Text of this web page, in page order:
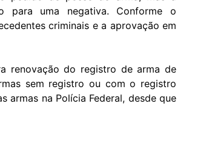
para uma negativa. Conforme o
criminais e a aprovação em
renovação do registro de arma de
sem registro ou com o registro
armas na Polícia Federal, desde que